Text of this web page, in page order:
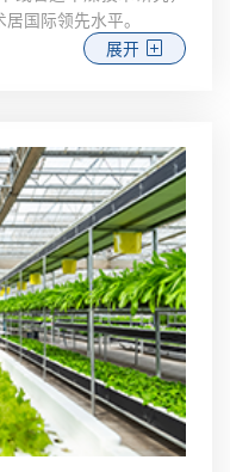
国际领先水平。
展开